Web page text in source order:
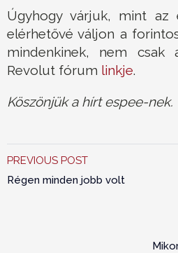
Úgyhogy várjuk, mint az
elérhetővé váljon a
mindenkinek, nem csak
Revolut fórum linkje.
Köszönjük a hírt espee-nek.
PREVIOUS POST
Régen minden jobb volt